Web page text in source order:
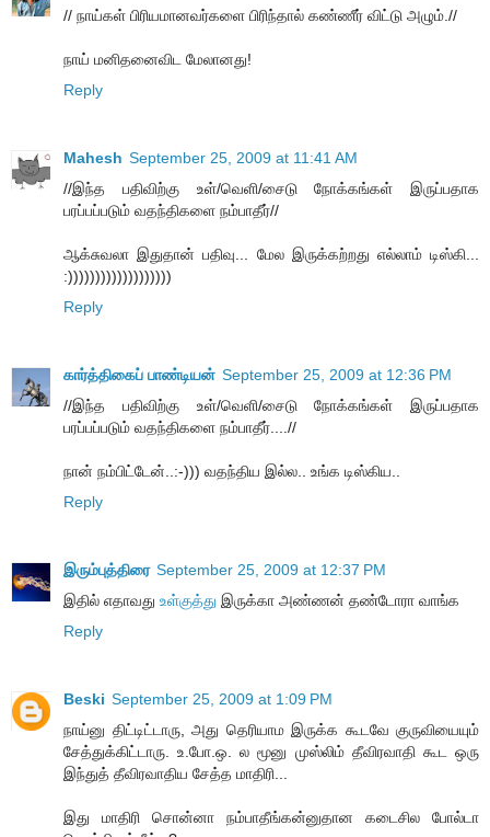
// நாய்கள் பிரியமானவர்களை பிரிந்தால் கண்ணீர் விட்டு அழும்.//
நாய் மனிதனைவிட மேலானது!
Reply
Mahesh September 25, 2009 at 11:41 AM
//இந்த பதிவிற்கு உள்/வெளி/சைடு நோக்கங்கள் இருப்பதாக
பரப்பப்படும் வதந்திகளை நம்பாதீர்//
ஆக்சுவலா இதுதான் பதிவு... மேல இருக்கற்றது எல்லாம் டிஸ்கி...
:)))))))))))))))))))
Reply
கார்த்திகைப் பாண்டியன் September 25, 2009 at 12:36 PM
//இந்த பதிவிற்கு உள்/வெளி/சைடு நோக்கங்கள் இருப்பதாக
பரப்பப்படும் வதந்திகளை நம்பாதீர்....//
நான் நம்பிட்டேன்..:-))) வதந்திய இல்ல.. உங்க டிஸ்கிய..
Reply
இரும்புத்திரை September 25, 2009 at 12:37 PM
இதில் எதாவது உள்குத்து இருக்கா அண்ணன் தண்டோரா வாங்க
Reply
Beski September 25, 2009 at 1:09 PM
நாய்னு திட்டிட்டாரு, அது தெரியாம இருக்க கூடவே குருவியையும்
சேத்துக்கிட்டாரு. உ.போ.ஒ. ல மூனு முஸ்லிம் தீவிரவாதி கூட ஒரு
இந்துத் தீவிரவாதிய சேத்த மாதிரி...
இது மாதிரி சொன்னா நம்பாதீங்கன்னுதான கடைசில போல்டா